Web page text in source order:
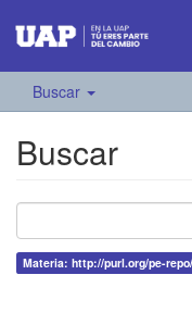
Buscar
Buscar
Materia: http://purl.org/pe-